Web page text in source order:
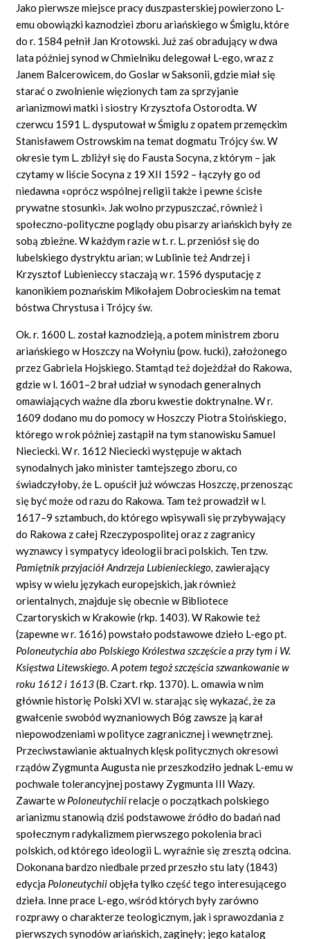
Jako pierwsze miejsce pracy duszpasterskiej powierzono L-
emu obowiązki kaznodziei zboru ariańskiego w Śmiglu, które
do r. 1584 pełnił Jan Krotowski. Już zaś obradujący w dwa
lata później synod w Chmielniku delegował L-ego, wraz z
Janem Balcerowicem, do Goslar w Saksonii, gdzie miał się
starać o zwolnienie więzionych tam za sprzyjanie
arianizmowi matki i siostry Krzysztofa Ostorodta. W
czerwcu 1591 L. dysputował w Śmiglu z opatem przemęckim
Stanisławem Ostrowskim na temat dogmatu Trójcy św. W
okresie tym L. zbliżył się do Fausta Socyna, z którym – jak
czytamy w liście Socyna z 19 XII 1592 – łączyły go od
niedawna «oprócz wspólnej religii także i pewne ścisłe
prywatne stosunki». Jak wolno przypuszczać, również i
społeczno-polityczne poglądy obu pisarzy ariańskich były ze
sobą zbieżne. W każdym razie w t. r. L. przeniósł się do
lubelskiego dystryktu arian; w Lublinie też Andrzej i
Krzysztof Lubienieccy staczają w r. 1596 dysputację z
kanonikiem poznańskim Mikołajem Dobrocieskim na temat
bóstwa Chrystusa i Trójcy św.
Ok. r. 1600 L. został kaznodzieją, a potem ministrem zboru
ariańskiego w Hoszczy na Wołyniu (pow. łucki), założonego
przez Gabriela Hojskiego. Stamtąd też dojeżdżał do Rakowa,
gdzie w l. 1601–2 brał udział w synodach generalnych
omawiających ważne dla zboru kwestie doktrynalne. W r.
1609 dodano mu do pomocy w Hoszczy Piotra Stoińskiego,
którego w rok później zastąpił na tym stanowisku Samuel
Nieciecki. W r. 1612 Nieciecki występuje w aktach
synodalnych jako minister tamtejszego zboru, co
świadczyłoby, że L. opuścił już wówczas Hoszczę, przenosząc
się być może od razu do Rakowa. Tam też prowadził w l.
1617–9 sztambuch, do którego wpisywali się przybywający
do Rakowa z całej Rzeczypospolitej oraz z zagranicy
wyznawcy i sympatycy ideologii braci polskich. Ten tzw.
Pamiętnik przyjaciół Andrzeja Lubienieckiego, zawierający
wpisy w wielu językach europejskich, jak również
orientalnych, znajduje się obecnie w Bibliotece
Czartoryskich w Krakowie (rkp. 1403). W Rakowie też
(zapewne w r. 1616) powstało podstawowe dzieło L-ego pt.
Poloneutychia abo Polskiego Królestwa szczęście a przy tym i W.
Księstwa Litewskiego. A potem tegoż szczęścia szwankowanie w
roku 1612 i 1613(B. Czart. rkp. 1370). L. omawia w nim
głównie historię Polski XVI w. starając się wykazać, że za
gwałcenie swobód wyznaniowych Bóg zawsze ją karał
niepowodzeniami w polityce zagranicznej i wewnętrznej.
Przeciwstawianie aktualnych klęsk politycznych okresowi
rządów Zygmunta Augusta nie przeszkodziło jednak L-emu w
pochwale tolerancyjnej postawy Zygmunta III Wazy.
Zawarte wPoloneutychiirelacje o początkach polskiego
arianizmu stanowią dziś podstawowe źródło do badań nad
społecznym radykalizmem pierwszego pokolenia braci
polskich, od którego ideologii L. wyraźnie się zresztą odcina.
Dokonana bardzo niedbale przed przeszło stu laty (1843)
edycja Poloneutychiiobjęła tylko część tego interesującego
dzieła. Inne prace L-ego, wśród których były zarówno
rozprawy o charakterze teologicznym, jak i sprawozdania z
pierwszych synodów ariańskich, zaginęły; jego katalog